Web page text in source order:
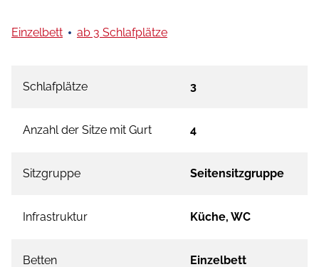
Einzelbett ab 3 Schlafplätze
Schlafplätze 3
Anzahl der Sitze mit Gurt 4
Sitzgruppe Seitensitzgruppe
Infrastruktur Küche, WC
Betten Einzelbett